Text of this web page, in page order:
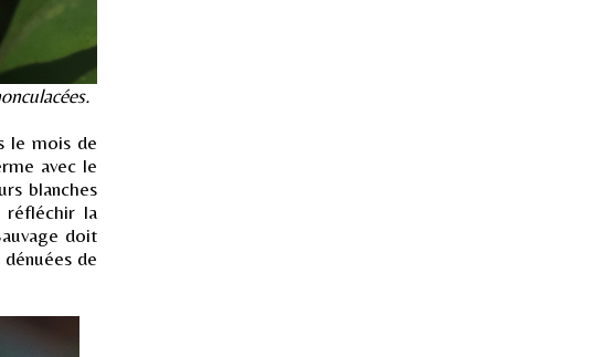
le mois de
avec le
blanches
réfléchir la
doit
de